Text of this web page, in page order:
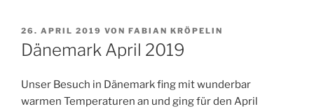
VERÖFFENTLICHT
AM
26. APRIL 2019 VON FABIAN KRÖPELIN
Dänemark April 2019
Unser Besuch in Dänemark fing mit wunderbar
warmen Temperaturen an und ging für den April